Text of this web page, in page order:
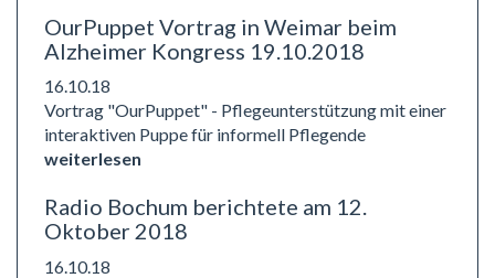
OurPuppet Vortrag in Weimar beim
Alzheimer Kongress 19.10.2018
16.10.18
Vortrag "OurPuppet" - Pflegeunterstützung mit einer
interaktiven Puppe für informell Pflegende
weiterlesen
Radio Bochum berichtete am 12.
Oktober 2018
16.10.18